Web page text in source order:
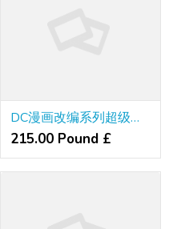
DC漫画改编系列超级女孩的卧底行动31 禁忌书屋 cool18 酷18
215.00 Pound £